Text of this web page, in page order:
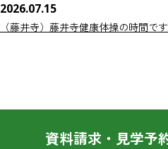
2026.07.15
（藤井寺）藤井寺健康体操の時間で
資料請求・見学予